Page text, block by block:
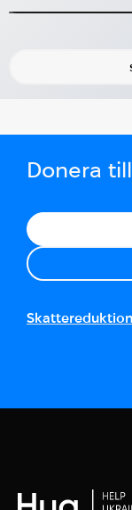
Donera
Skattereduktion